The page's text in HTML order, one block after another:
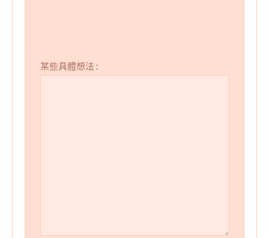
某些具體想法: